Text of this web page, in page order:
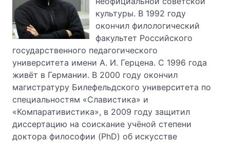
культуры. В 1992 году
окончил филологический
факультет Российского
государственного педагогического
университета имени А. И. Герцена. С 1996 года
живёт в Германии. В 2000 году окончил
магистратуру Билефельдского университета по
специальностям «Славистика» и
«Компаративистика», в 2009 году защитил
диссертацию на соискание учёной степени
доктора философии (PhD) об искусстве